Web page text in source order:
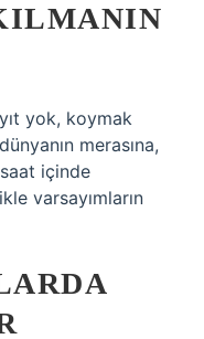
yok, koymak
merasına,
içinde
varsayımların